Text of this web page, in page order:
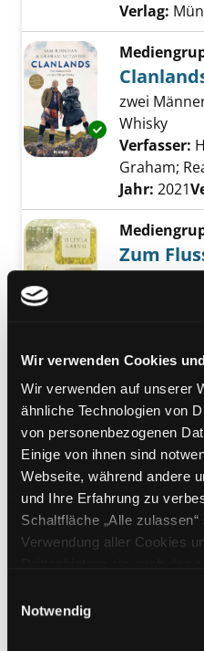
Wir verwenden Cookies
Wir verwenden auf unserer
ähnliche Technologien von
von personenbezogenen
Einige von ihnen sind
Webseite, während andere
und Ihre Erfahrung zu
Schaltfläche „Alle
Verwendung aller Cookies
Cookies von Drittanbietern,
unsicheren Drittländern
Notwendig
Verlag:
Exemplar-
zwei
Whisky
Verfasser:
Graham;
Jahr: 2021
Exemplar-
Zum
eine Reise
Exemplar-
Der
Verfasser:
Jahr: 2021
Verlag:
Reihe:
Exemplar-